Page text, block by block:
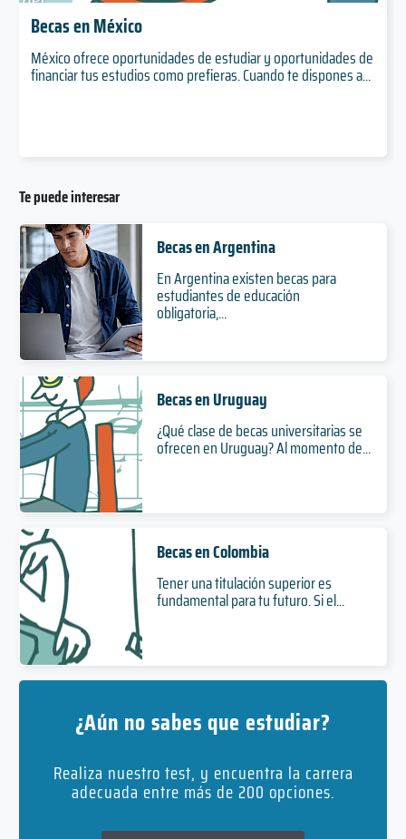
Becas en México
México ofrece oportunidades de estudiar y oportunidades de
financiar tus estudios como prefieras. Cuando te dispones a...
Te puede interesar
Becas en Argentina
En Argentina existen becas para
estudiantes de educación
obligatoria,...
Becas en Uruguay
¿Qué clase de becas universitarias se
ofrecen en Uruguay? Al momento de...
Becas en Colombia
Tener una titulación superior es
fundamental para tu futuro. Si el...
¿Aún no sabes que estudiar?
Realiza nuestro test, y encuentra la carrera
adecuada entre más de 200 opciones.